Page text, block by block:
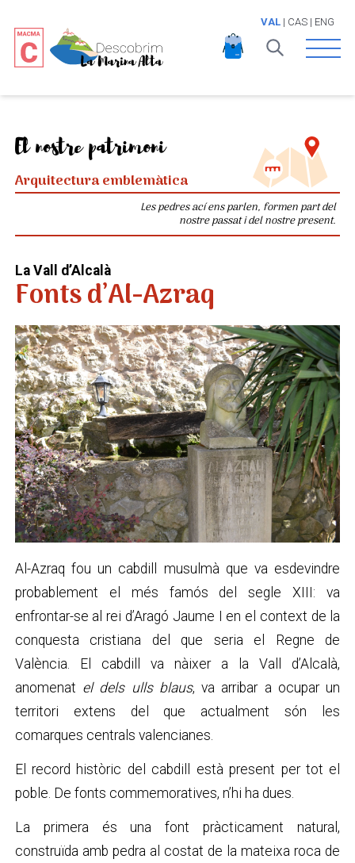
VAL| CAS| ENG
Open
El nostre patrimoni
Arquitectura emblemàtica
Les pedres ací ens parlen, formen part del
nostre passat i del nostre present.
La Vall d’Alcalà
Fonts d’Al-Azraq
Al-Azraq fou un cabdill musulmà que va esdevindre
probablement el més famós del segle XIII: va
enfrontar-se al rei d’Aragó Jaume I en el context de la
conquesta cristiana del que seria el Regne de
València. El cabdill va nàixer a la Vall d’Alcalà,
anomenat el dels ulls blaus, va arribar a ocupar un
territori extens del que actualment són les
comarques centrals valencianes.
El record històric del cabdill està present per tot el
poble. De fonts commemoratives, n’hi ha dues.
La primera és una font pràcticament natural,
construïda amb pedra al costat de la mateixa roca de